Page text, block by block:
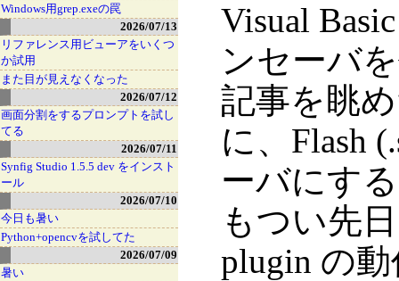
Visual
ンセーバ
記事を眺
に、Flash
ーバにす
もつい先
plugin の
Windows用grep.exeの罠
2026/07/13
リファレンス用ビューアをいくつ
か試用
また目が見えなくなった
2026/07/12
画面分割をするプロンプトを試し
てる
2026/07/11
Synfig Studio 1.5.5 dev をインスト
ール
2026/07/10
今日も暑い
Python+opencvを試してた
2026/07/09
暑い